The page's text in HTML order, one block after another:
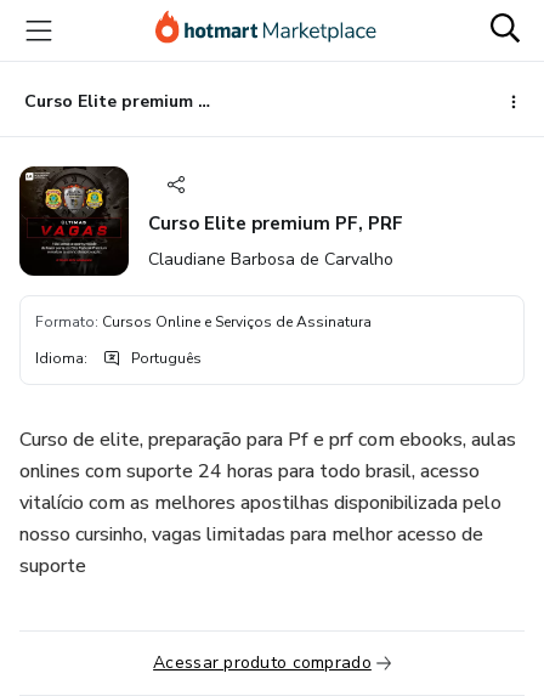
para
conteúdo
principal
para
pagamento
para
rodapé
Curso Elite premium PF, PRF
Curso Elite premium PF, PRF
Claudiane Barbosa de Carvalho
Formato: Cursos Online e Serviços de Assinatura
Idioma: Português
Curso de elite, preparação para Pf e prf com ebooks, aulas
onlines com suporte 24 horas para todo brasil, acesso
vitalício com as melhores apostilhas disponibilizada pelo
nosso cursinho, vagas limitadas para melhor acesso de
suporte
Acessar produto comprado